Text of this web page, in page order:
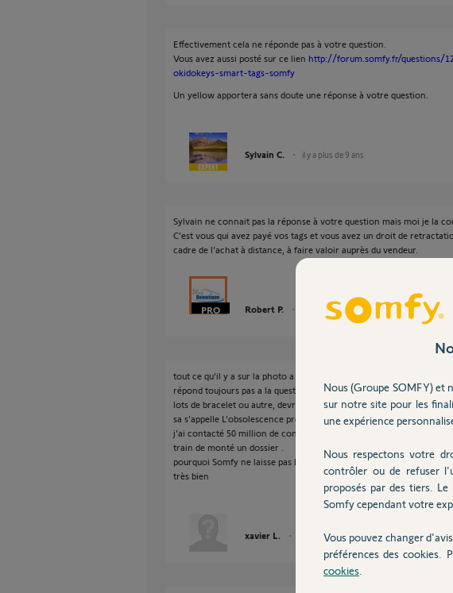
Effectivement cela ne réponde pas à votre question.
Vous avez aussi posté sur ce lien http://forum.somfy.fr/questions/
okidokeys-smart-tags-somfy
Un yellow apportera sans doute une réponse à votre question.
Sylvain C. il y a plus de 9 ans
Sylvain ne connait pas la réponse à votre question mais moi je la
C'est vous qui avez payé vos tags et vous avez un droit de
cadre de l'achat à distance, à faire valoir auprès du vendeur.
Robert P. il y a plus de 9 ans
tout ce qu'il y a sur la photo a été acheté il y a 6 mois , donc les 14
répond toujours pas a la question , toute les personne qui on
lots de bracelet ou autre, devront tous mètre a la poubelle.
sa s'appelle L'obsolescence programmé.
j'ai contacté 50 million de consommateur et il mon dis que je n'était
train de monté un dossier .
pourquoi Somfy ne laisse pas les tag okidokey être actif qui jusqu'à
très bien
xavier L. il y a plus de 9 ans
Nous (Groupe SOMFY) et
sur notre site pour les
une expérience
Nous respectons votre
contrôler ou de refuser
proposés par des tiers.
Somfy cependant votre
Vous pouvez changer
préférences des cookies.
cookies